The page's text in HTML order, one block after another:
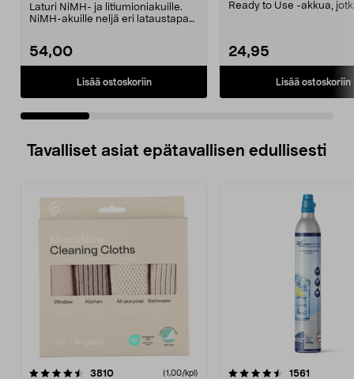
Laturi NiMH- ja litiumioniakuille.
NiMH-akuille neljä eri lataustapaa:
54,00
Lisää ostoskoriin
Ready to Use -akkua,
24,95
Lisää ostoskoriin
Tavalliset asiat epätavallisen edullisesti
3810arvostelut (1,00/kpl)
4.5viidestä
1561
4.5viidestä